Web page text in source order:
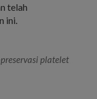
telah
ini.
platelet